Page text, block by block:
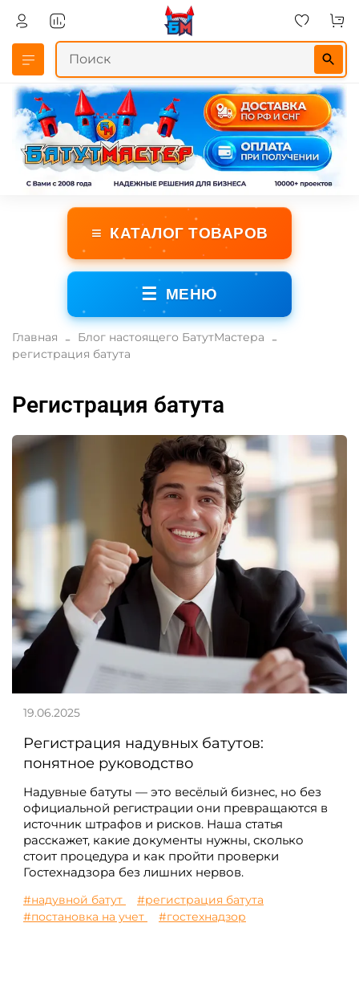
≡ КАТАЛОГ ТОВАРОВ
☰ МЕНЮ
Главная
Блог настоящего БатутМастера
регистрация батута
регистрация батута
Регистрация надувных батутов:
понятное руководство
Надувные батуты — это весёлый бизнес, но без
официальной регистрации они превращаются в
источник штрафов и рисков. Наша статья
расскажет, какие документы нужны, сколько
стоит процедура и как пройти проверки
Гостехнадзора без лишних нервов.
19.06.2025
#надувной батут
#регистрация батута
#постановка на учет
#гостехнадзор